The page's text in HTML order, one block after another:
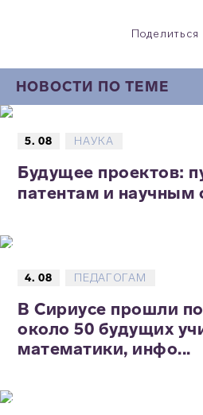
Поделиться
НОВОСТИ ПО ТЕМЕ
5. 08 НАУКА
Будущее проектов:
патентам и научным
4. 08 ПЕДАГОГАМ
В Сириусе прошли
около 50 будущих
математики, инфо...